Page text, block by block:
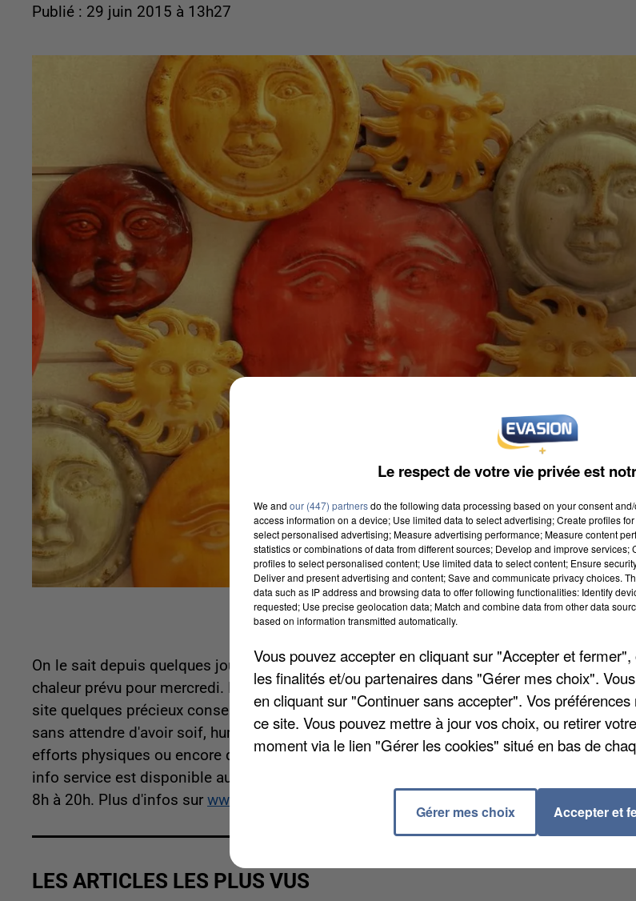
Publié : 29 juin 2015 à 13h27
On le sait depuis quelques jours, le thermomètre va sérieusement s'affoler dans l'Oise,
chaleur prévu pour mercredi. Pour contrer la canicule, la préfecture du département a
site quelques précieux conseils pour faire face aux attaques du soleil : boire
sans attendre d'avoir soif, humidifier son visage et ses avants bras plusieurs fois par
efforts physiques ou encore donner des nouvelles à ses proches.La plateforme
info service est disponible au 0 800 06 66 66, appel gratuit depuis un poste fixe, du lundi
8h à 20h. Plus d'infos sur www.oise.gouv.fr
LES ARTICLES LES PLUS VUS
Le respect de votre vie privée est
We and our (447) partnersdo the following data processing based on your consent
access information on a device; Use limited data to select advertising; Create profiles
select personalised advertising; Measure advertising performance; Measure content
statistics or combinations of data from different sources; Develop and improve
profiles to select personalised content; Use limited data to select content; Ensure
Deliver and present advertising and content; Save and communicate privacy choices.
data such as IP address and browsing data to offer following functionalities: Identify
requested; Use precise geolocation data; Match and combine data from other data
based on information transmitted automatically.
Vous pouvez accepter en cliquant sur "Accepter et
les finalités et/ou partenaires dans "Gérer mes choix".
en cliquant sur "Continuer sans accepter". Vos
ce site. Vous pouvez mettre à jour vos choix, ou retirer
moment via le lien "Gérer les cookies" situé en bas de
Gérer mes choix Accepter et